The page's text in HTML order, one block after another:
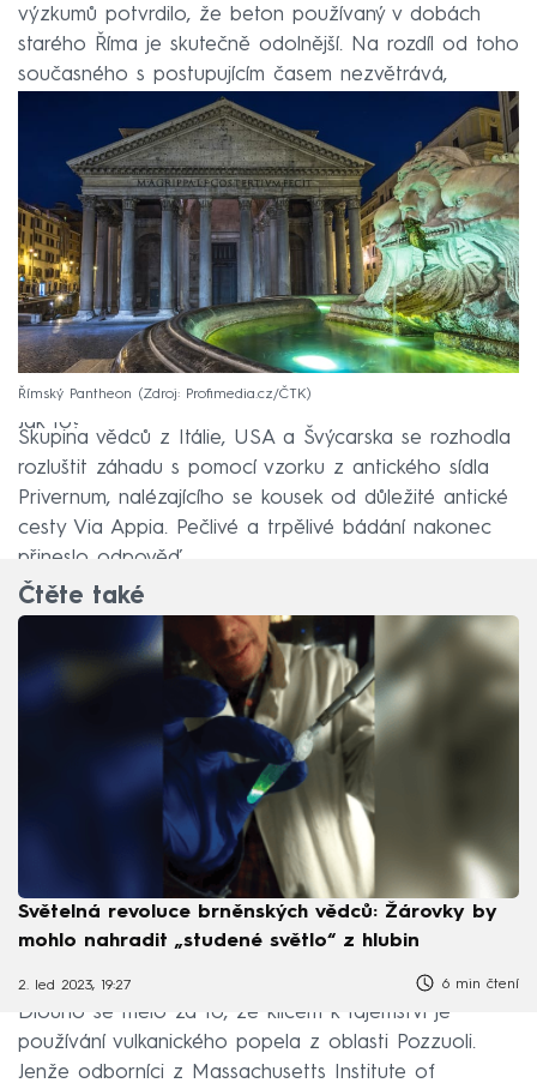
výzkumů potvrdilo, že beton používaný v dobách
starého Říma je skutečně odolnější. Na rozdíl od toho
současného s postupujícím časem nezvětrává,
naopak ještě víc tvrdne.
Římský Pantheon Zdroj: Profimedia.cz/ČTK
Jak to?
Skupina vědců z Itálie, USA a Švýcarska se rozhodla
rozluštit záhadu s pomocí vzorku z antického sídla
Privernum, nalézajícího se kousek od důležité antické
cesty Via Appia. Pečlivé a trpělivé bádání nakonec
přineslo odpověď.
Čtěte také
Světelná revoluce brněnských vědců: Žárovky by
mohlo nahradit „studené světlo“ z hlubin
2. led 2023, 19:27 6 min čtení
Dlouho se mělo za to, že klíčem k tajemství je
používání vulkanického popela z oblasti Pozzuoli.
Jenže odborníci z Massachusetts Institute of